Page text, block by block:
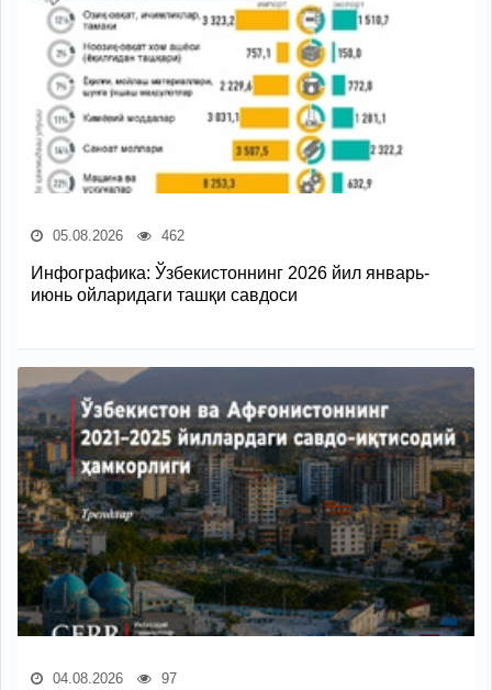
05.08.2026 462
Инфографика: Ўзбекистоннинг 2026 йил январь-
июнь ойларидаги ташқи савдоси
04.08.2026 97